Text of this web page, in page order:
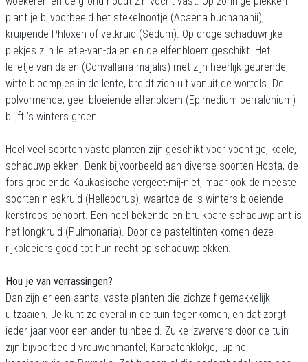
plant je bijvoorbeeld het stekelnootje (Acaena buchananii),
kruipende Phloxen of vetkruid (Sedum). Op droge schaduwrijke
plekjes zijn lelietje-van-dalen en de elfenbloem geschikt. Het
lelietje-van-dalen (Convallaria majalis) met zijn heerlijk geurende,
witte bloempjes in de lente, breidt zich uit vanuit de wortels. De
polvormende, geel bloeiende elfenbloem (Epimedium perralchium)
blijft ’s winters groen.
Heel veel soorten vaste planten zijn geschikt voor vochtige, koele,
schaduwplekken. Denk bijvoorbeeld aan diverse soorten Hosta, de
fors groeiende Kaukasische vergeet-mij-niet, maar ook de meeste
soorten nieskruid (Helleborus), waartoe de ’s winters bloeiende
kerstroos behoort. Een heel bekende en bruikbare schaduwplant is
het longkruid (Pulmonaria). Door de pasteltinten komen deze
rijkbloeiers goed tot hun recht op schaduwplekken.
Hou je van verrassingen?
Dan zijn er een aantal vaste planten die zichzelf gemakkelijk
uitzaaien. Je kunt ze overal in de tuin tegenkomen, en dat zorgt
ieder jaar voor een ander tuinbeeld. Zulke ‘zwervers door de tuin’
zijn bijvoorbeeld vrouwenmantel, Karpatenklokje, lupine,